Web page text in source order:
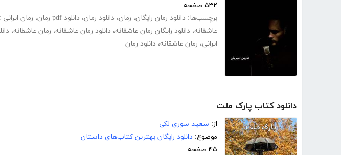
۵۳۲ صفحه
برچسب‌ها: دانلود رمان رایگان، رمان، دانلود رمان، دانلود pdf رمان ، رمان ایرانی pdf
عاشقانه، دانلود رایگان رمان عاشقانه، دانلود رمان عاشقانه، رمان عاشقانه،
ایرانی، رمان عاشقانه، دانلود رمان
دانلود کتاب پارک ملت
از: سعید سوری لکی
موضوع: دانلود رایگان بهترین کتاب‌های داستان
۴۵ صفحه